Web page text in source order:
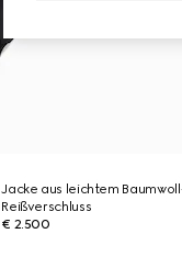
Jacke aus leichtem
Reißverschluss
€ 2.500